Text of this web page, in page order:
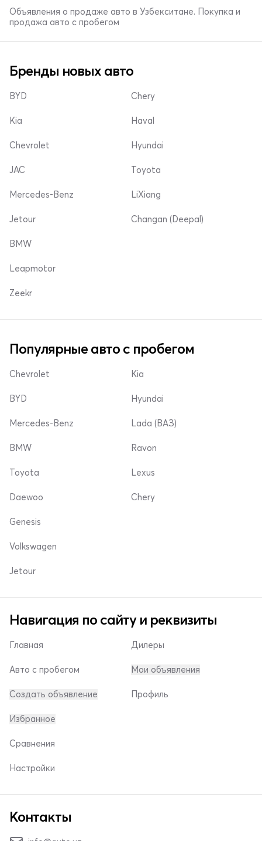
Объявления о продаже авто в Узбекситане. Покупка и
продажа авто с пробегом
Бренды новых авто
BYD
Kia
Chevrolet
Chery
Haval
Hyundai
JAC
Mercedes-Benz
Jetour
Toyota
LiXiang
Changan (Deepal)
BMW
Leapmotor
Zeekr
Популярные авто с пробегом
Chevrolet
BYD
Mercedes-Benz
Kia
Hyundai
Lada (ВАЗ)
BMW
Toyota
Daewoo
Ravon
Lexus
Chery
Genesis
Volkswagen
Jetour
Навигация по сайту и реквизиты
Главная
Авто с пробегом
Создать объявление
Дилеры
Мои объявления
Профиль
Избранное
Сравнения
Настройки
Контакты